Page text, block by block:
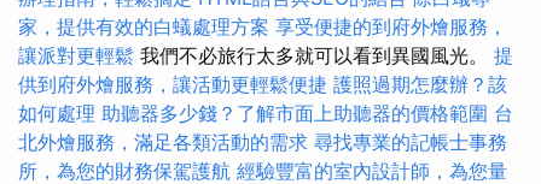
家，提供有效的白蟻處理方案 享受便捷的到府外燴服務，
讓派對更輕鬆 我們不必旅行太多就可以看到異國風光。 提
供到府外燴服務，讓活動更輕鬆便捷 護照過期怎麼辦？該
如何處理 助聽器多少錢？了解市面上助聽器的價格範圍 台
北外燴服務，滿足各類活動的需求 尋找專業的記帳士事務
所，為您的財務保駕護航 經驗豐富的室內設計師，為您量